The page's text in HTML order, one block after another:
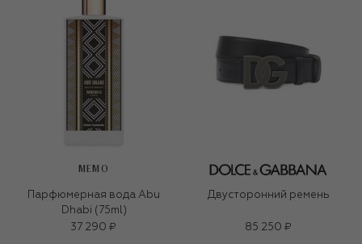
MEMO
Парфюмерная вода Abu
Dhabi (75ml)
37 290 ₽
Двусторонний ремень
85 250 ₽